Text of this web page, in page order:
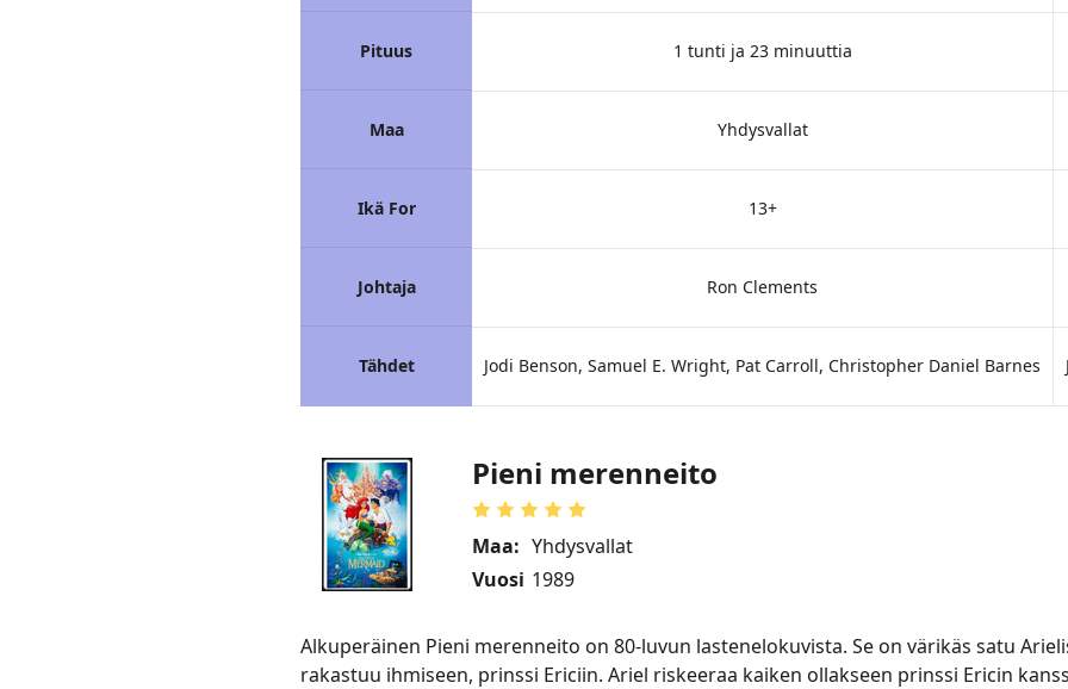
Pituus
Maa
Ikä For
Johtaja
Tähdet
1 tunti ja 23 minuuttia
Yhdysvallat
13+
Ron Clements
Jodi Benson, Samuel E. Wright, Pat Carroll, Christopher Daniel Barnes
Pieni merenneito
Maa: Yhdysvallat
Vuosi 1989
Alkuperäinen Pieni merenneito on 80-luvun lastenelokuvista. Se on värikäs satu
rakastuu ihmiseen, prinssi Ericiin. Ariel riskeeraa kaiken ollakseen prinssi Ericin